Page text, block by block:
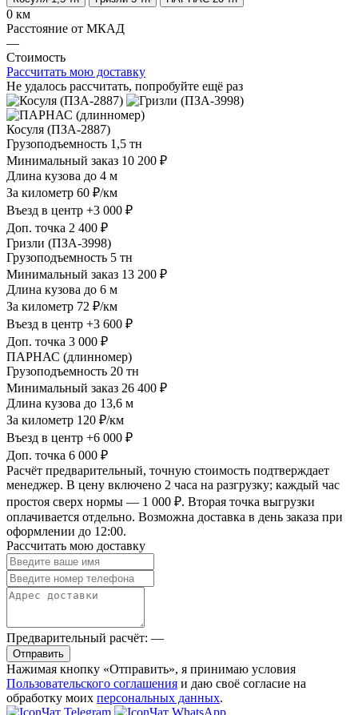
0 км
Расстояние от МКАД
—
Стоимость
Рассчитать мою доставку
Не удалось рассчитать, попробуйте ещё раз
Косуля (ПЗА-2887)
Грузоподъемность 1,5 тн
Минимальный заказ 10 200 ₽
Длина кузова до 4 м
За километр 60 ₽/км
Въезд в центр +3 000 ₽
Доп. точка 2 400 ₽
Гризли (ПЗА-3998)
Грузоподъемность 5 тн
Минимальный заказ 13 200 ₽
Длина кузова до 6 м
За километр 72 ₽/км
Въезд в центр +3 600 ₽
Доп. точка 3 000 ₽
ПАРНАС (длинномер)
Грузоподъемность 20 тн
Минимальный заказ 26 400 ₽
Длина кузова до 13,6 м
За километр 120 ₽/км
Въезд в центр +6 000 ₽
Доп. точка 6 000 ₽
Расчёт предварительный, точную стоимость подтверждает
менеджер. В цену включено 2 часа на разгрузку; каждый час
простоя сверх нормы — 1 000 ₽. Вторая точка выгрузки
оплачивается отдельно. Возможна доставка в день заказа при
оформлении до 12:00.
Рассчитать мою доставку
Предварительный расчёт: —
Отправить
Нажимая кнопку «Отправить», я принимаю условия
Пользовательского соглашения и даю своё согласие на
обработку моих персональных данных.
Чат Telegram
Чат WhatsApp